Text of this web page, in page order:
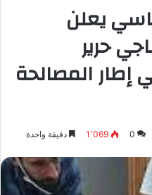
يعلن
حرير
المصالحة
0 1٬069 دقيقة واحدة